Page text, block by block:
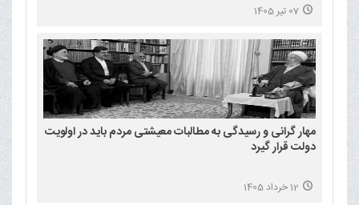
07 تیر 1405
مهار گرانی و رسیدگی به مطالبات معیشتی مردم باید در اولویت
دولت قرار گیرد
12 خرداد 1405